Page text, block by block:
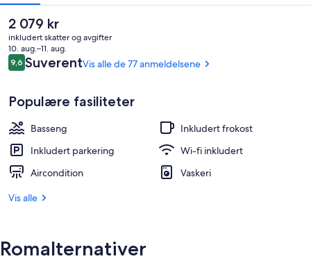
Eksteriør
Den
nåværende
prisen
er
2 079 kr
2 079 kr
inkludert skatter og avgifter
10. aug.–11. aug.
Anmeldelser
9,69,6 av 10 –
SuverentVis alle de 77 anmeldelsene
Populære fasiliteter
Basseng
Inkludert frokost
Inkludert parkering
Wi-fi inkludert
Aircondition
Vaskeri
Vis alle
Romalternativer